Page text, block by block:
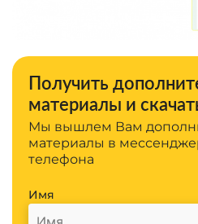
Получить
материалы и
Мы вышлем Вам
материалы в
телефона
Имя